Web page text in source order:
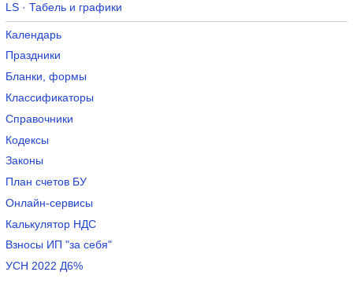
LS · Табель и графики
Календарь
Праздники
Бланки, формы
Классификаторы
Справочники
Кодексы
Законы
План счетов БУ
Онлайн-сервисы
Калькулятор НДС
Взносы ИП "за себя"
УСН 2022 Д6%